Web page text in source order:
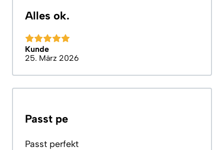
Alles ok.
Kunde
25. März 2026
Passt pe
Passt perfekt